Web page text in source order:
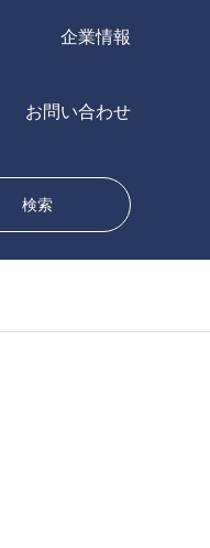
企業情報
お問い合わせ